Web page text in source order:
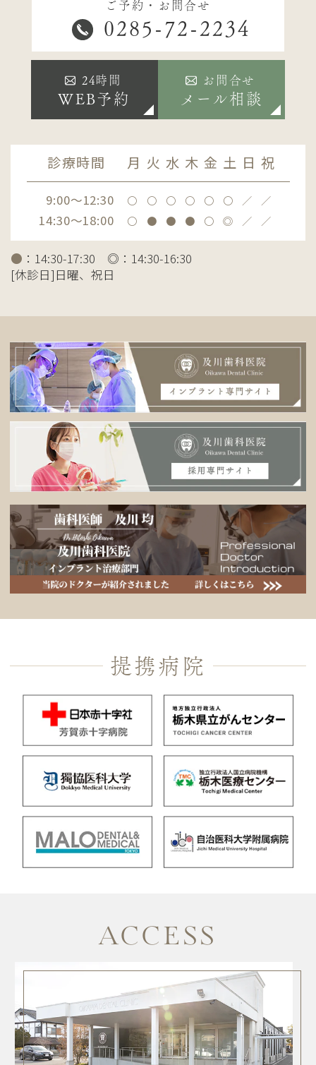
ご予約・お問合せ
0285-72-2234
24時間
WEB予約
お問合せ
メール相談
診療時間 月 火 水 木 金 土 日 祝
9:00～12:30 〇 〇 〇 〇 〇 〇 ／ ／
14:30～18:00 〇 ● ● ● 〇 ◎ ／ ／
● ：14:30-17:30 ◎：14:30-16:30
[休診日]日曜、祝日
提携病院
ACCESS